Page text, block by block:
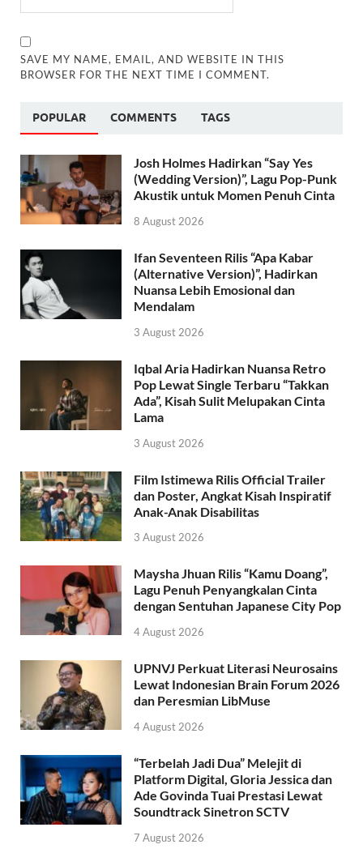
SAVE MY NAME, EMAIL, AND WEBSITE IN THIS
BROWSER FOR THE NEXT TIME I COMMENT.
POPULAR COMMENTS TAGS
Josh Holmes Hadirkan “Say Yes
(Wedding Version)”, Lagu Pop-Punk
Akustik untuk Momen Penuh Cinta
8 August 2026
Ifan Seventeen Rilis “Apa Kabar
(Alternative Version)”, Hadirkan
Nuansa Lebih Emosional dan
Mendalam
3 August 2026
Iqbal Aria Hadirkan Nuansa Retro
Pop Lewat Single Terbaru “Takkan
Ada”, Kisah Sulit Melupakan Cinta
Lama
3 August 2026
Film Istimewa Rilis Official Trailer
dan Poster, Angkat Kisah Inspiratif
Anak-Anak Disabilitas
3 August 2026
Maysha Jhuan Rilis “Kamu Doang”,
Lagu Penuh Penyangkalan Cinta
dengan Sentuhan Japanese City Pop
4 August 2026
UPNVJ Perkuat Literasi Neurosains
Lewat Indonesian Brain Forum 2026
dan Peresmian LibMuse
4 August 2026
“Terbelah Jadi Dua” Melejit di
Platform Digital, Gloria Jessica dan
Ade Govinda Tuai Prestasi Lewat
Soundtrack Sinetron SCTV
7 August 2026